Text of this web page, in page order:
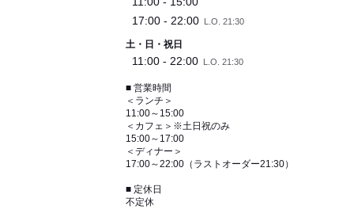
17:00 - 22:00
L.O. 21:30
土・日・祝日
11:00 - 22:00 L.O. 21:30
■ 営業時間
＜ランチ＞
11:00～15:00
＜カフェ＞※土日祝のみ
15:00～17:00
＜ディナー＞
17:00～22:00（ラストオーダー21:30）
■ 定休日
不定休